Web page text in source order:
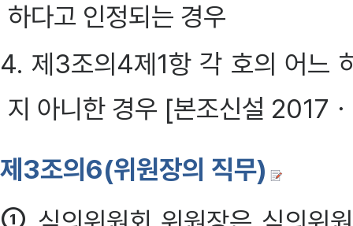
하다고 인정되는 경우
4. 제3조의4제1항 각 호의 어느
지 아니한 경우 [본조신설 2017
제3조의6(위원장의 직무)